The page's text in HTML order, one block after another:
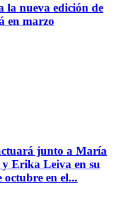
la nueva edición de
en marzo
junto a María
Erika Leiva en su
en el...